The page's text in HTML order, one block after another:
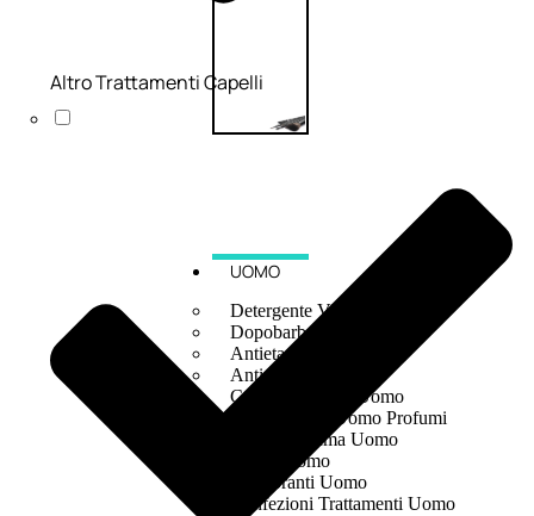
UOMO
Detergente Viso Uomo
Dopobarba Uomo
Antieta Uomo
Anticaduta Uomo
Contorno Occhi Uomo
Bagnodoccia Uomo Profumi
Docciaschiuma Uomo
Corpo Uomo
Deodoranti Uomo
Confezioni Trattamenti Uomo
Altro Trattamenti Capelli